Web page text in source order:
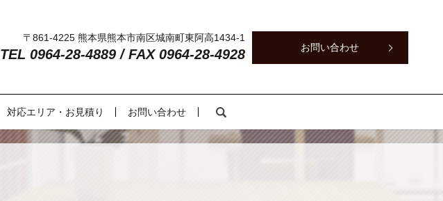
〒861-4225 熊本県熊本市南区城南町東阿高1434-1
TEL 0964-28-4889 / FAX 0964-28-4928 お問い合わせ
対応エリア・お見積り お問い合わせ